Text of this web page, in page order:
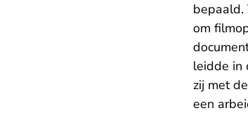
bepaald.
om
leidde in
zij met
een